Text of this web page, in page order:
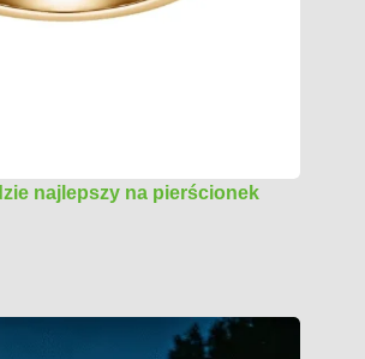
najlepszy na pierścionek